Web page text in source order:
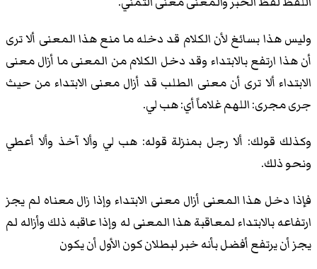
وليس هذا بسائغ لأن الكلام قد دخله ما منع هذا المعنى ألا ترى
أن هذا ارتفع بالابتداء وقد دخل الكلام من المعنى ما أزال معنى
الابتداء ألا ترى أن معنى الطلب قد أزال معنى الابتداء من حيث
جرى مجرى: اللهم غلاماً أي: هب لي.
وكذلك قولك: ألا رجل بمنزلة قوله: هب لي وألا آخذ وألا أعطي
ونحو ذلك.
فإذا دخل هذا المعنى أزال معنى الابتداء وإذا زال معناه لم يجز
ارتفاعه بالابتداء لمعاقبة هذا المعنى له وإذا عاقبه ذلك وأزاله لم
يجز أن يرتفع أفضل بأنه خبر لبطلان كون الأول أن يكون